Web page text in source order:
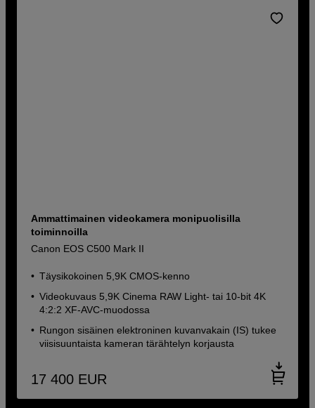
Ammattimainen videokamera monipuolisilla
toiminnoilla
Canon EOS C500 Mark II
Täysikokoinen 5,9K CMOS-kenno
Videokuvaus 5,9K Cinema RAW Light- tai 10-bit 4K
4:2:2 XF-AVC-muodossa
Rungon sisäinen elektroninen kuvanvakain (IS) tukee
viisisuuntaista kameran tärähtelyn korjausta
17 400 EUR